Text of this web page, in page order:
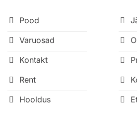
Pood
Varuosad
Kontakt
Rent
Hooldus